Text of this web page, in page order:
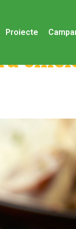
Proiecte